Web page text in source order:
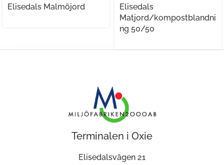
Elisedals Malmöjord
Elisedals
Matjord/kompostblandni
ng 50/50
Terminalen i Oxie
Elisedalsvägen 21